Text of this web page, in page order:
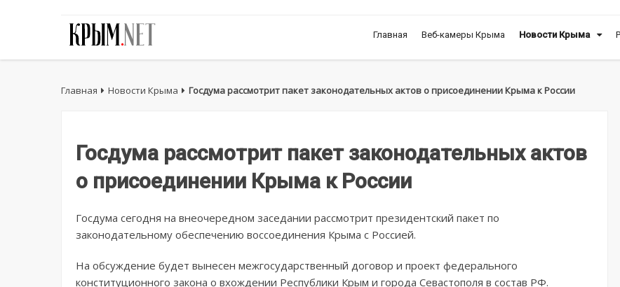
Главная Веб-камеры Крыма Новости Крыма
Главная Новости Крыма Госдума рассмотрит пакет законодательных актов о присоединении Крыма к России
Госдума рассмотрит пакет законодательных актов
о присоединении Крыма к России
Госдума сегодня на внеочередном заседании рассмотрит президентский пакет по
законодательному обеспечению воссоединения Крыма с Россией.
На обсуждение будет вынесен межгосударственный договор и проект федерального
конституционного закона о вхождении Республики Крым и города Севастополя в состав РФ.